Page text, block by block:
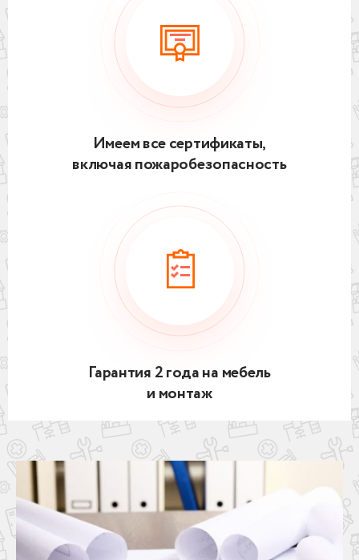
Имеем все сертификаты,
включая пожаробезопасность
Гарантия 2 года на мебель
и монтаж